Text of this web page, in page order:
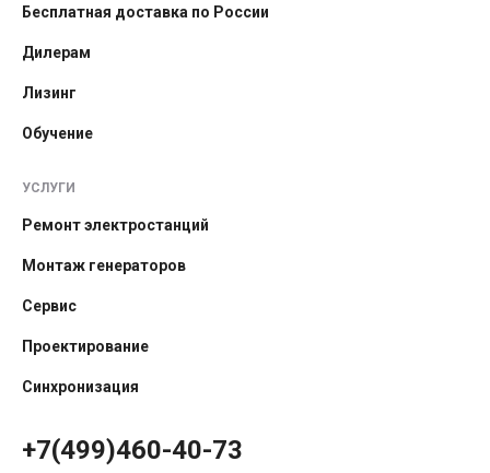
Бесплатная доставка по России
Дилерам
Лизинг
Обучение
УСЛУГИ
Ремонт электростанций
Монтаж генераторов
Сервис
Проектирование
Синхронизация
+7(499)460-40-73